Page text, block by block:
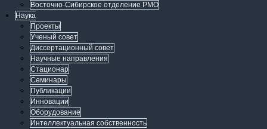
Восточно-Сибирское отделение РМО
Наука
Проекты
Ученый совет
Диссертационный совет
Научные направления
Стационар
Семинары
Публикации
Инновации
Оборудование
Интеллектуальная собственность